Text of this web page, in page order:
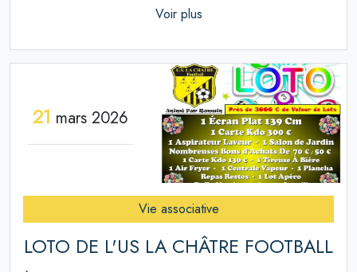
Voir plus
21 mars 2026
Vie associative
LOTO DE L'US LA CHÂTRE FOOTBALL